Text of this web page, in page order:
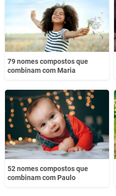
Outro
79 nomes compostos que
combinam com Maria
52 nomes compostos que
combinam com Paulo